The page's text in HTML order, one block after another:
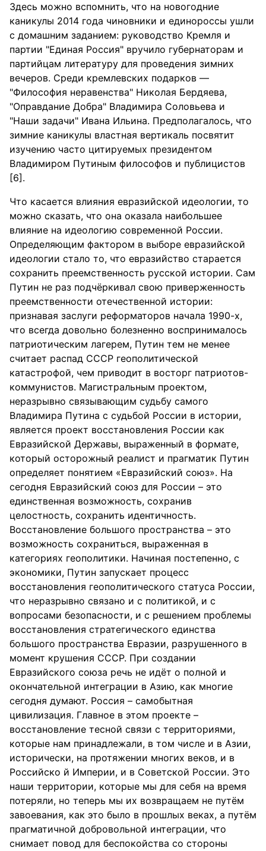
Здесь можно вспомнить, что на новогодние
каникулы 2014 года чиновники и единороссы ушли
с домашним заданием: руководство Кремля и
партии "Единая Россия" вручило губернаторам и
партийцам литературу для проведения зимних
вечеров. Среди кремлевских подарков —
"Философия неравенства" Николая Бердяева,
"Оправдание Добра" Владимира Соловьева и
"Наши задачи" Ивана Ильина. Предполагалось, что
зимние каникулы властная вертикаль посвятит
изучению часто цитируемых президентом
Владимиром Путиным философов и публицистов
[6].
Что касается влияния евразийской идеологии, то
можно сказать, что она оказала наибольшее
влияние на идеологию современной России.
Определяющим фактором в выборе евразийской
идеологии стало то, что евразийство старается
сохранить преемственность русской истории. Сам
Путин не раз подчёркивал свою приверженность
преемственности отечественной истории:
признавая заслуги реформаторов начала 1990-х,
что всегда довольно болезненно воспринималось
патриотическим лагерем, Путин тем не менее
считает распад СССР геополитической
катастрофой, чем приводит в восторг патриотов-
коммунистов. Магистральным проектом,
неразрывно связывающим судьбу самого
Владимира Путина с судьбой России в истории,
является проект восстановления России как
Евразийской Державы, выраженный в формате,
который осторожный реалист и прагматик Путин
определяет понятием «Евразийский союз». На
сегодня Евразийский союз для России – это
единственная возможность, сохранив
целостность, сохранить идентичность.
Восстановление большого пространства – это
возможность сохраниться, выраженная в
категориях геополитики. Начиная постепенно, с
экономики, Путин запускает процесс
восстановления геополитического статуса России,
что неразрывно связано и с политикой, и с
вопросами безопасности, и с решением проблемы
восстановления стратегического единства
большого пространства Евразии, разрушенного в
момент крушения СССР. При создании
Евразийского союза речь не идёт о полной и
окончательной интеграции в Азию, как многие
сегодня думают. Россия – самобытная
цивилизация. Главное в этом проекте –
восстановление тесной связи с территориями,
которые нам принадлежали, в том числе и в Азии,
исторически, на протяжении многих веков, и в
Российско й Империи, и в Советской России. Это
наши территории, которые мы для себя на время
потеряли, но теперь мы их возвращаем не путём
завоевания, как это было в прошлых веках, а путём
прагматичной добровольной интеграции, что
снимает повод для беспокойства со стороны